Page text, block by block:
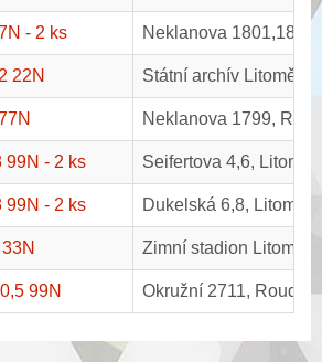
- 2 ks Neklanova
22N Státní archív
Neklanova 1799,
99N - 2 ks Seifertova 4,6,
99N - 2 ks Dukelská 6,8,
Zimní stadion
99N Okružní 2711,